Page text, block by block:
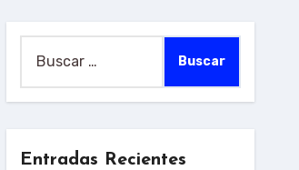
Entradas Recientes